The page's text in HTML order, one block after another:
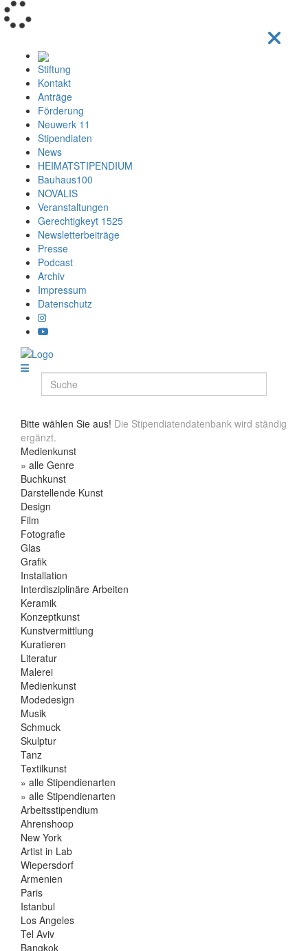
Stiftung
Kontakt
Anträge
Förderung
Neuwerk 11
Stipendiaten
News
HEIMATSTIPENDIUM
Bauhaus100
NOVALIS
Veranstaltungen
Gerechtigkeyt 1525
Newsletterbeiträge
Presse
Podcast
Archiv
Impressum
Datenschutz
Bitte wählen Sie aus! Die Stipendiatendatenbank wird ständig
ergänzt.
Medienkunst
» alle Genre
Buchkunst
Darstellende Kunst
Design
Film
Fotografie
Glas
Grafik
Installation
Interdisziplinäre Arbeiten
Keramik
Konzeptkunst
Kunstvermittlung
Kuratieren
Literatur
Malerei
Medienkunst
Modedesign
Musik
Schmuck
Skulptur
Tanz
Textilkunst
» alle Stipendienarten
» alle Stipendienarten
Arbeitsstipendium
Ahrenshoop
New York
Artist in Lab
Wiepersdorf
Armenien
Paris
Istanbul
Los Angeles
Tel Aviv
Bangkok